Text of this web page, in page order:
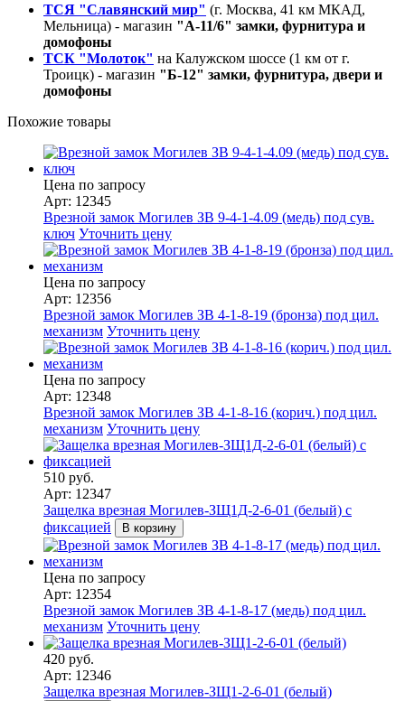
ТСЯ "Славянский мир" (г. Москва, 41 км МКАД,
Мельница) - магазин "А-11/6" замки, фурнитура и
домофоны
ТСК "Молоток" на Калужском шоссе (1 км от г.
Троицк) - магазин "Б-12" замки, фурнитура, двери и
домофоны
Похожие товары
Цена по запросу
Арт: 12345
Врезной замок Могилев ЗВ 9-4-1-4.09 (медь) под сув.
ключ Уточнить цену
Цена по запросу
Арт: 12356
Врезной замок Могилев ЗВ 4-1-8-19 (бронза) под цил.
механизм Уточнить цену
Цена по запросу
Арт: 12348
Врезной замок Могилев ЗВ 4-1-8-16 (корич.) под цил.
механизм Уточнить цену
510 руб.
Арт: 12347
Защелка врезная Могилев-ЗЩ1Д-2-6-01 (белый) с
фиксацией
В корзину
Цена по запросу
Арт: 12354
Врезной замок Могилев ЗВ 4-1-8-17 (медь) под цил.
механизм Уточнить цену
420 руб.
Арт: 12346
Защелка врезная Могилев-ЗЩ1-2-6-01 (белый)